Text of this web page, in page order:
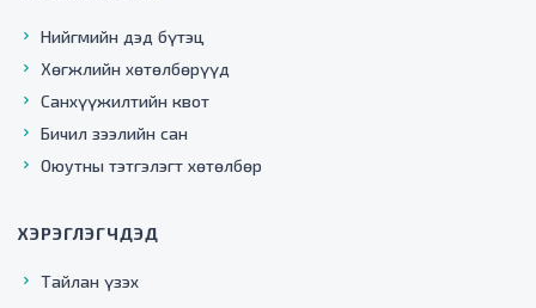
Нийгмийн дэд бүтэц
Хөгжлийн хөтөлбөрүүд
Санхүүжилтийн квот
Бичил зээлийн сан
Оюутны тэтгэлэгт хөтөлбөр
ХЭРЭГЛЭГЧДЭД
Тайлан үзэх